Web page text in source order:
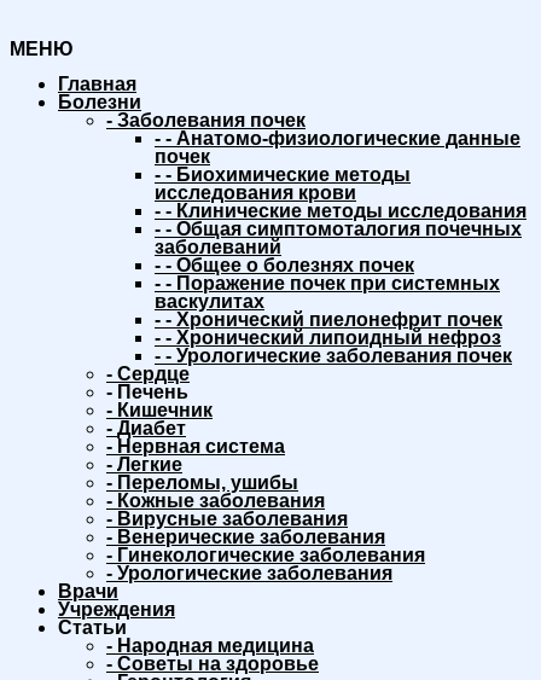
МЕНЮ
Главная
Болезни
- Заболевания почек
- - Анатомо-физиологические данные
почек
- - Биохимические методы
исследования крови
- - Клинические методы исследования
- - Общая симптомоталогия почечных
заболеваний
- - Общее о болезнях почек
- - Поражение почек при системных
васкулитах
- - Хронический пиелонефрит почек
- - Хронический липоидный нефроз
- - Урологические заболевания почек
- Сердце
- Печень
- Кишечник
- Диабет
- Нервная система
- Легкие
- Переломы, ушибы
- Кожные заболевания
- Вирусные заболевания
- Венерические заболевания
- Гинекологические заболевания
- Урологические заболевания
Врачи
Учреждения
Статьи
- Народная медицина
- Советы на здоровье